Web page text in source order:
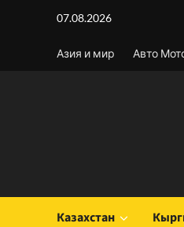
содержимому
07.08.2026
Азия и мир Авто
Казахстан